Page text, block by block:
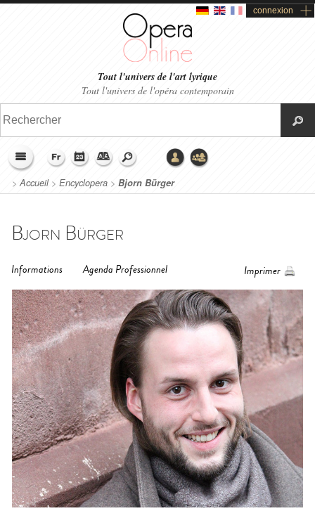
connexion
Tout l'univers de l'art lyrique
Tout l'univers de l'opéra contemporain
>Accueil> Encyclopera > Bjorn Bürger
Bjorn Bürger
Informations Agenda Professionnel Imprimer